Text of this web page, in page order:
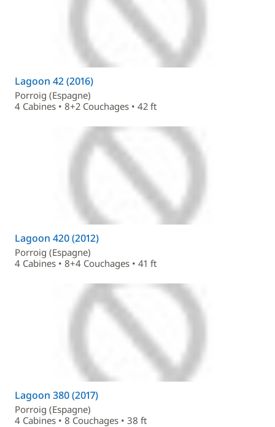
Lagoon 42 (2016)
Porroig (Espagne)
4 Cabines • 8+2 Couchages • 42 ft
Lagoon 420 (2012)
Porroig (Espagne)
4 Cabines • 8+4 Couchages • 41 ft
Lagoon 380 (2017)
Porroig (Espagne)
4 Cabines • 8 Couchages • 38 ft